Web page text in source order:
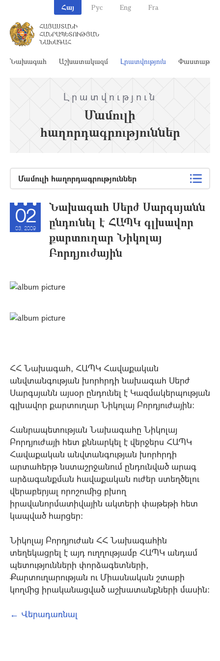
Հայ Рус Eng Fra
ՀԱՅԱՍՏԱՆԻ
ՀԱՆՐԱՊԵՏՈՒԹՅԱՆ
ՆԱԽԱԳԱՀ
Նախագահ Աշխատակազմ Լրատվություն
Լրատվություն
Մամուլի
հաղորդագրություններ
Մամուլի հաղորդագրություններ
02
03, 2009
Նախագահ Սերժ Սարգսյանն
ընդունել է ՀԱՊԿ գլխավոր
քարտուղար Նիկոլայ
Բորդյուժային
ՀՀ Նախագահ, ՀԱՊԿ Հավաքական
անվտանգության խորհրդի նախագահ Սերժ
Սարգսյանն այսօր ընդունել է Կազմակերպության
գլխավոր քարտուղար Նիկոլայ Բորդյուժային:
Հանրապետության Նախագահը Նիկոլայ
Բորդյուժայի հետ քննարկել է վերջերս ՀԱՊԿ
Հավաքական անվտանգության խորհրդի
արտահերթ նստաշրջանում ընդունված արագ
արձագանքման հավաքական ուժեր ստեղծելու
վերաբերյալ որոշումից բխող
իրավանորմատիվային ակտերի փաթեթի հետ
կապված հարցեր:
Նիկոլայ Բորդյուժան ՀՀ Նախագահին
տեղեկացրել է այդ ուղղությամբ ՀԱՊԿ անդամ
պետությունների փորձագետների,
Քարտուղարության ու Միասնական շտաբի
կողմից իրականացված աշխատանքների մասին:
← Վերադառնալ